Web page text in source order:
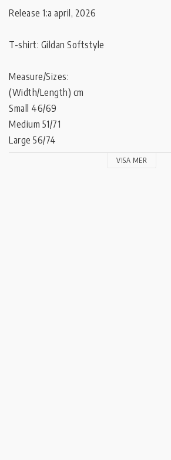
Release 1:a april, 2026
T-shirt: Gildan Softstyle
Measure/Sizes:
(Width/Length) cm
Small 46/69
Medium 51/71
Large 56/74
X-Large 61/76
VISA MER